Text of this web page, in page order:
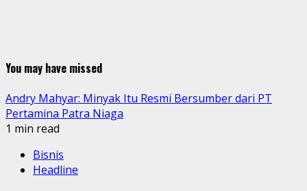
You may have missed
Andry Mahyar: Minyak Itu Resmi Bersumber dari PT
Pertamina Patra Niaga
1 min read
Bisnis
Headline